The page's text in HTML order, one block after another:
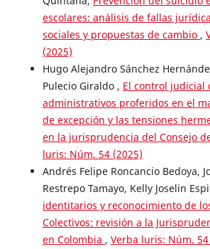
escolares: análisis de fallas
sociales y propuestas de cambio ,
(2025)
Hugo Alejandro Sánchez
Pulecio Giraldo , El control judicial
administrativos proferidos en el
de excepción y las tensiones
en la jurisprudencia del Consejo
luris: Núm. 54 (2025)
Andrés Felipe Roncancio Bedoya,
Restrepo Tamayo, Kelly Joselin
identitarios y reconocimiento de
Colectivos: revisión a la
en Colombia , Verba luris: Núm. 54